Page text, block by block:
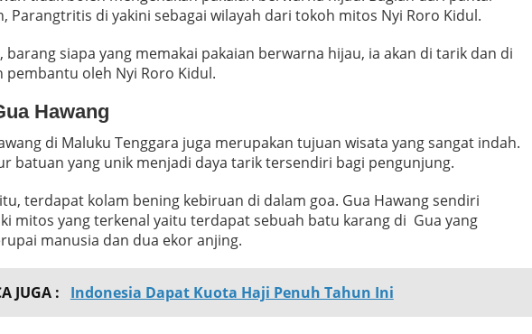
Parangtritis di yakini sebagai wilayah dari tokoh mitos Nyi Roro Kidul.
barang siapa yang memakai pakaian berwarna hijau, ia akan di tarik dan di
pembantu oleh Nyi Roro Kidul.
Hawang
di Maluku Tenggara juga merupakan tujuan wisata yang sangat indah.
batuan yang unik menjadi daya tarik tersendiri bagi pengunjung.
terdapat kolam bening kebiruan di dalam goa. Gua Hawang sendiri
mitos yang terkenal yaitu terdapat sebuah batu karang di Gua yang
manusia dan dua ekor anjing.
JUGA : Indonesia Dapat Kuota Haji Penuh Tahun Ini